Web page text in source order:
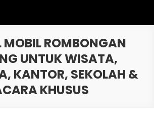
MOBIL ROMBONGAN
UNTUK WISATA,
KANTOR, SEKOLAH &
KHUSUS